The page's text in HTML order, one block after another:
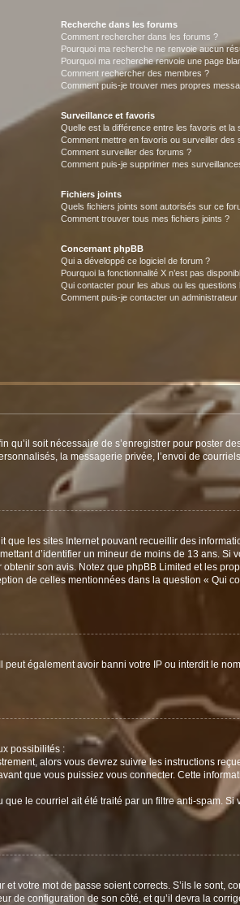
Recherche dans les forums
Comment rechercher dans les forums ?
Pourquoi ma recherche ne renvoie aucun
Pourquoi ma recherche renvoie une page
Comment rechercher des membres ?
Comment puis-je trouver mes propres
Surveillance et favoris
Quelle est la différence entre les favoris et la
Comment mettre en favoris ou surveiller des
Comment surveiller des forums ?
Comment puis-je supprimer mes
Fichiers joints
Quels fichiers joints sont autorisés sur ce
Comment trouver tous mes fichiers joints ?
Concernant phpBB
Qui a développé ce logiciel de forum ?
Pourquoi la fonctionnalité X n’est pas
Qui contacter pour les abus ou les
Comment puis-je contacter un administrateur
soit nécessaire de s’enregistrer pour poster
la messagerie privée, l’envoi de
que les sites Internet pouvant recueillir des
d’identifier un mineur de moins de 13 ans. Si
son avis. Notez que phpBB Limited et les
de celles mentionnées dans la question « Qui
également avoir banni votre IP ou interdit le
possibilités :
alors vous devrez suivre les instructions
que vous puissiez vous connecter. Cette
le courriel ait été traité par un filtre anti-spam. Si
votre mot de passe soient corrects. S’ils le sont,
de configuration de son côté, et qu’il devra la